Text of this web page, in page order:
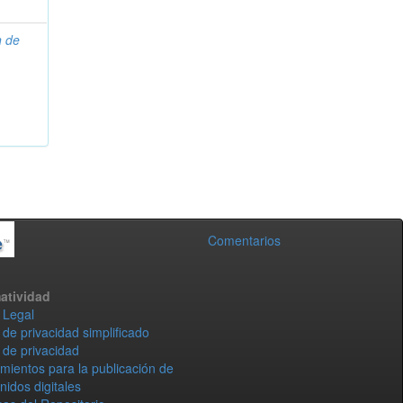
de
Comentarios
privacidad simplificado
privacidad
para la publicación de
digitales